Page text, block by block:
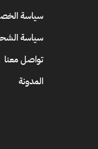
سياسة
سياسة
تواصل معنا
المدونة